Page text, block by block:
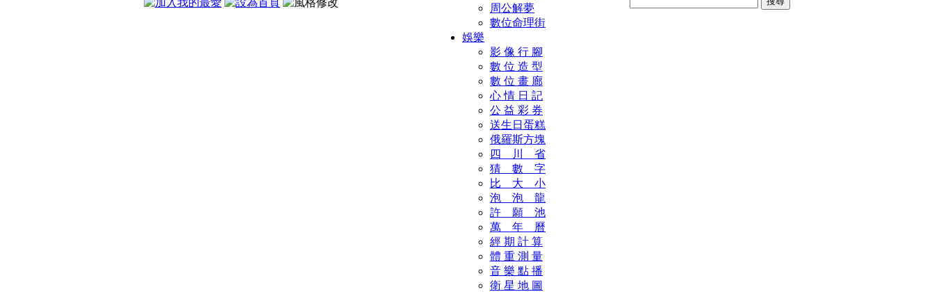
周公解夢
數位命理街
娛樂
影 像 行 腳
數 位 造 型
數 位 畫 廊
心 情 日 記
公 益 彩 券
送生日蛋糕
俄羅斯方塊
四 川 省
猜 數 字
比 大 小
泡 泡 龍
許 願 池
萬 年 曆
經 期 計 算
體 重 測 量
音 樂 點 播
衛 星 地 圖